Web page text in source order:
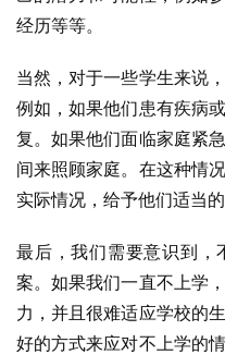
经历等等。
当然，对于一些学生来说
例如，如果他们患有疾病
复。如果他们面临家庭紧
间来照顾家庭。在这种情
实际情况，给予他们适当的
最后，我们需要意识到，
案。如果我们一直不上学
力，并且很难适应学校的
好的方式来应对不上学的